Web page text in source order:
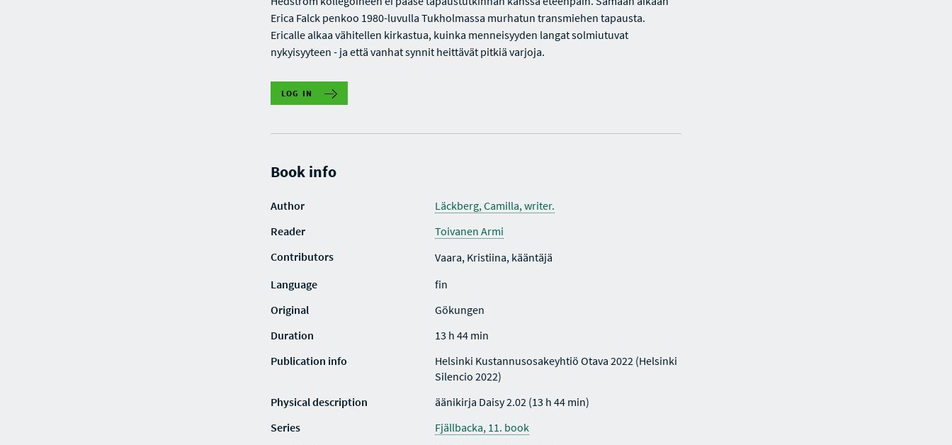
Erica Falck penkoo 1980-luvulla Tukholmassa murhatun transmiehen tapausta.
Ericalle alkaa vähitellen kirkastua, kuinka menneisyyden langat solmiutuvat
nykyisyyteen - ja että vanhat synnit heittävät pitkiä varjoja.
LOG IN
Book info
Author
Läckberg, Camilla, writer.
Reader
Toivanen Armi
Contributors
Vaara, Kristiina, kääntäjä
Language
fin
Original
Gökungen
Duration
13 h 44 min
Publication info
Helsinki Kustannusosakeyhtiö Otava 2022 (Helsinki
Silencio 2022)
Physical description
äänikirja Daisy 2.02 (13 h 44 min)
Series
Fjällbacka, 11. book